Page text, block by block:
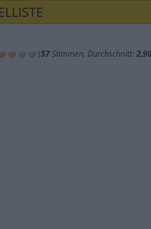
(57Stimmen, Durchschnitt: